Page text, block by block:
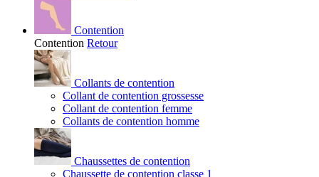
Contention
Contention Retour
Collants de contention
Collant de contention grossesse
Collant de contention femme
Collants de contention homme
Chaussettes de contention
Chaussette de contention classe 1